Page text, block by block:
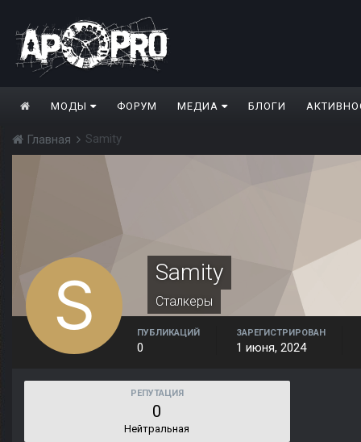
МОДЫ ФОРУМ МЕДИА БЛОГИ
Главная Samity
Samity
Сталкеры
ПУБЛИКАЦИЙ
0
ЗАРЕГИСТРИРОВАН
1 июня, 2024
РЕПУТАЦИЯ
0
Нейтральная